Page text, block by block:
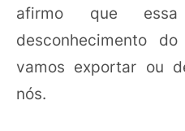
afirmo que essa
desconhecimento
vamos exportar ou
nós.